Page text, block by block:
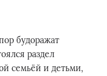
будоражат
раздел
семьёй и детьми,